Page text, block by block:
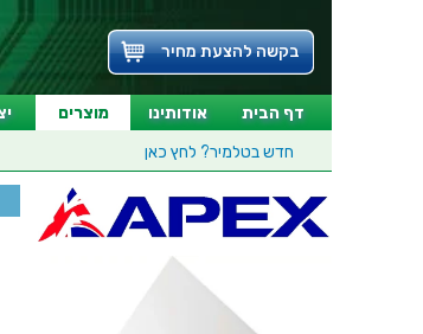
בקשה להצעת מחיר
דף הבית אודותינו מוצרים
חדש בטלמיר? לחץ כאן